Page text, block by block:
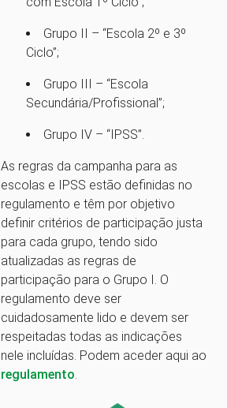
Grupo II – “Escola 2º e 3º
Ciclo”;
Grupo III – “Escola
Secundária/Profissional”;
Grupo IV – “IPSS”.
As regras da campanha para as
escolas e IPSS estão definidas no
regulamento e têm por objetivo
definir critérios de participação justa
para cada grupo, tendo sido
atualizadas as regras de
participação para o Grupo I. O
regulamento deve ser
cuidadosamente lido e devem ser
respeitadas todas as indicações
nele incluídas. Podem aceder aqui ao
regulamento.